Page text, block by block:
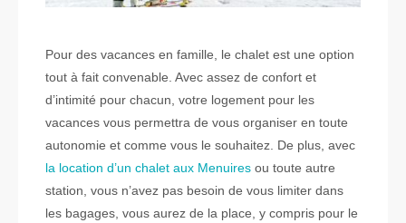
Pour des vacances en famille, le chalet est une option
tout à fait convenable. Avec assez de confort et
d’intimité pour chacun, votre logement pour les
vacances vous permettra de vous organiser en toute
autonomie et comme vous le souhaitez. De plus, avec
la location d’un chalet aux Menuires ou toute autre
station, vous n’avez pas besoin de vous limiter dans
les bagages, vous aurez de la place, y compris pour le